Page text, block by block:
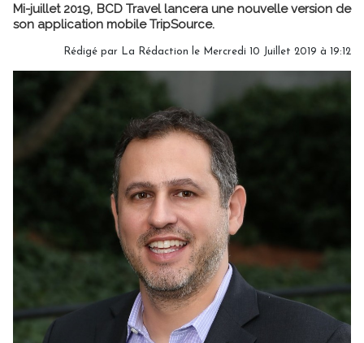
Mi-juillet 2019, BCD Travel lancera une nouvelle version de
son application mobile TripSource.
Rédigé par La Rédaction le Mercredi 10 Juillet 2019 à 19:12